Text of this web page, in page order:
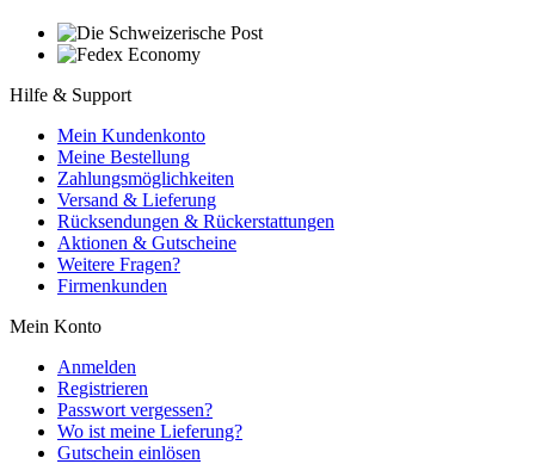
Hilfe & Support
Mein Kundenkonto
Meine Bestellung
Zahlungsmöglichkeiten
Versand & Lieferung
Rücksendungen & Rückerstattungen
Aktionen & Gutscheine
Weitere Fragen?
Firmenkunden
Mein Konto
Anmelden
Registrieren
Passwort vergessen?
Wo ist meine Lieferung?
Gutschein einlösen